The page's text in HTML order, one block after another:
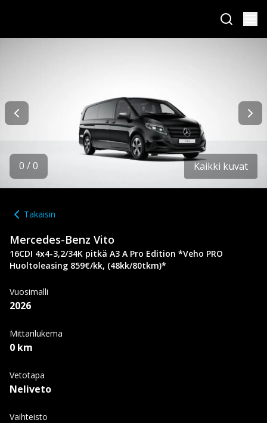
0 /0 Kaikki kuvat
Takaisin
Mercedes-Benz Vito
16CDI 4x4-3,2/34K pitkä A3 A Pro Edition *Veho PRO
Huoltoleasing 859€/kk, (48kk/80tkm)*
Vuosimalli
2026
Mittarilukema
0 km
Vetotapa
Neliveto
Vaihteisto